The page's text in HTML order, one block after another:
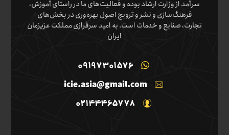
سرآمد از وزارت ارشاد بوده و فعالیت‌های ما در راستای آموزش،
فرهنگ‌سازی و نشر و ترویج اصول بهره‌وری در بخش‌های
تجارت، صنایع و خدمات است. به امید سرفرازی مملکت عزیزمان
ایران
09197301576
icie.asia@gmail.com
02144465778